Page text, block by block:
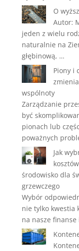
O
Autor:
jeden z wielu
naturalnie na
głębinową, …
Piony i
wspólnoty
Zarządzanie
być
pionach lub
poważnych
Jak
środowisko dla
grzewczego
Wybór
nie tylko kwestia
na nasze